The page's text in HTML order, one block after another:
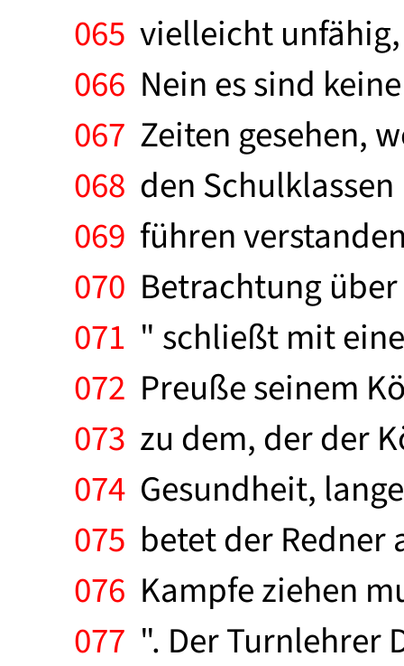
065 vielleicht
066 Nein es sind
067 Zeiten gesehen,
068 den
069 führen
070 Betrachtung
071 " schließt mit
072 Preuße seinem
073 zu dem, der der
074 Gesundheit,
075 betet der Redner
076 Kampfe ziehen
077 ". Der Turnlehrer